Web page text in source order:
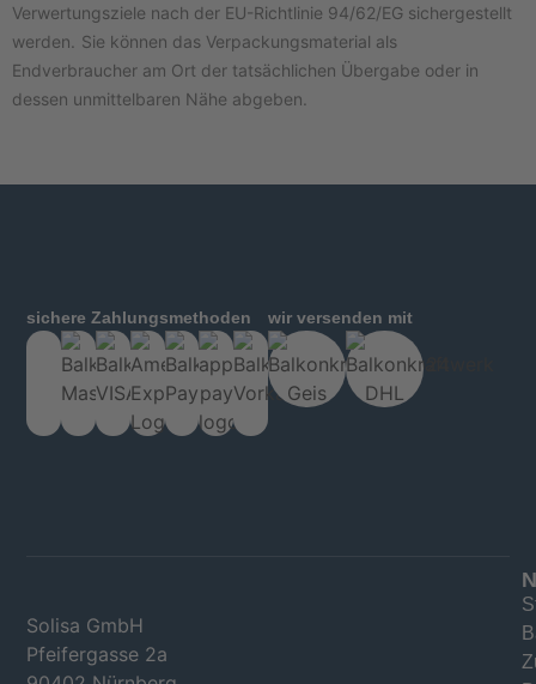
Verwertungsziele nach der EU-Richtlinie 94/62/EG sichergestellt
werden.
Sie können das Verpackungsmaterial als
Endverbraucher am Ort der tatsächlichen Übergabe oder in
dessen unmittelbaren Nähe abgeben.
sichere Zahlungsmethoden wir versenden mit
Solisa GmbH
Pfeifergasse 2a